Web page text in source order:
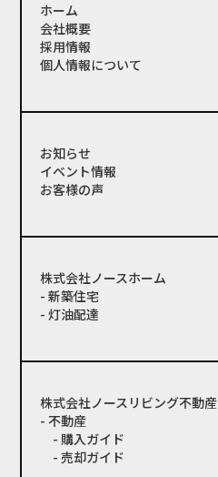
ホーム
会社概要
採用情報
個人情報について
お知らせ
イベント情報
お客様の声
株式会社ノースホーム
- 新築住宅
- 灯油配達
株式会社ノースリビング不動産
- 不動産
- 購入ガイド
- 売却ガイド